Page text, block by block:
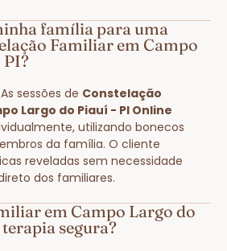
família para uma
Familiar em Campo
PI?
sessões de Constelação
Largo do Piauí - PI Online
utilizando bonecos
da família. O cliente
reveladas sem necessidade
dos familiares.
em Campo Largo do
segura?